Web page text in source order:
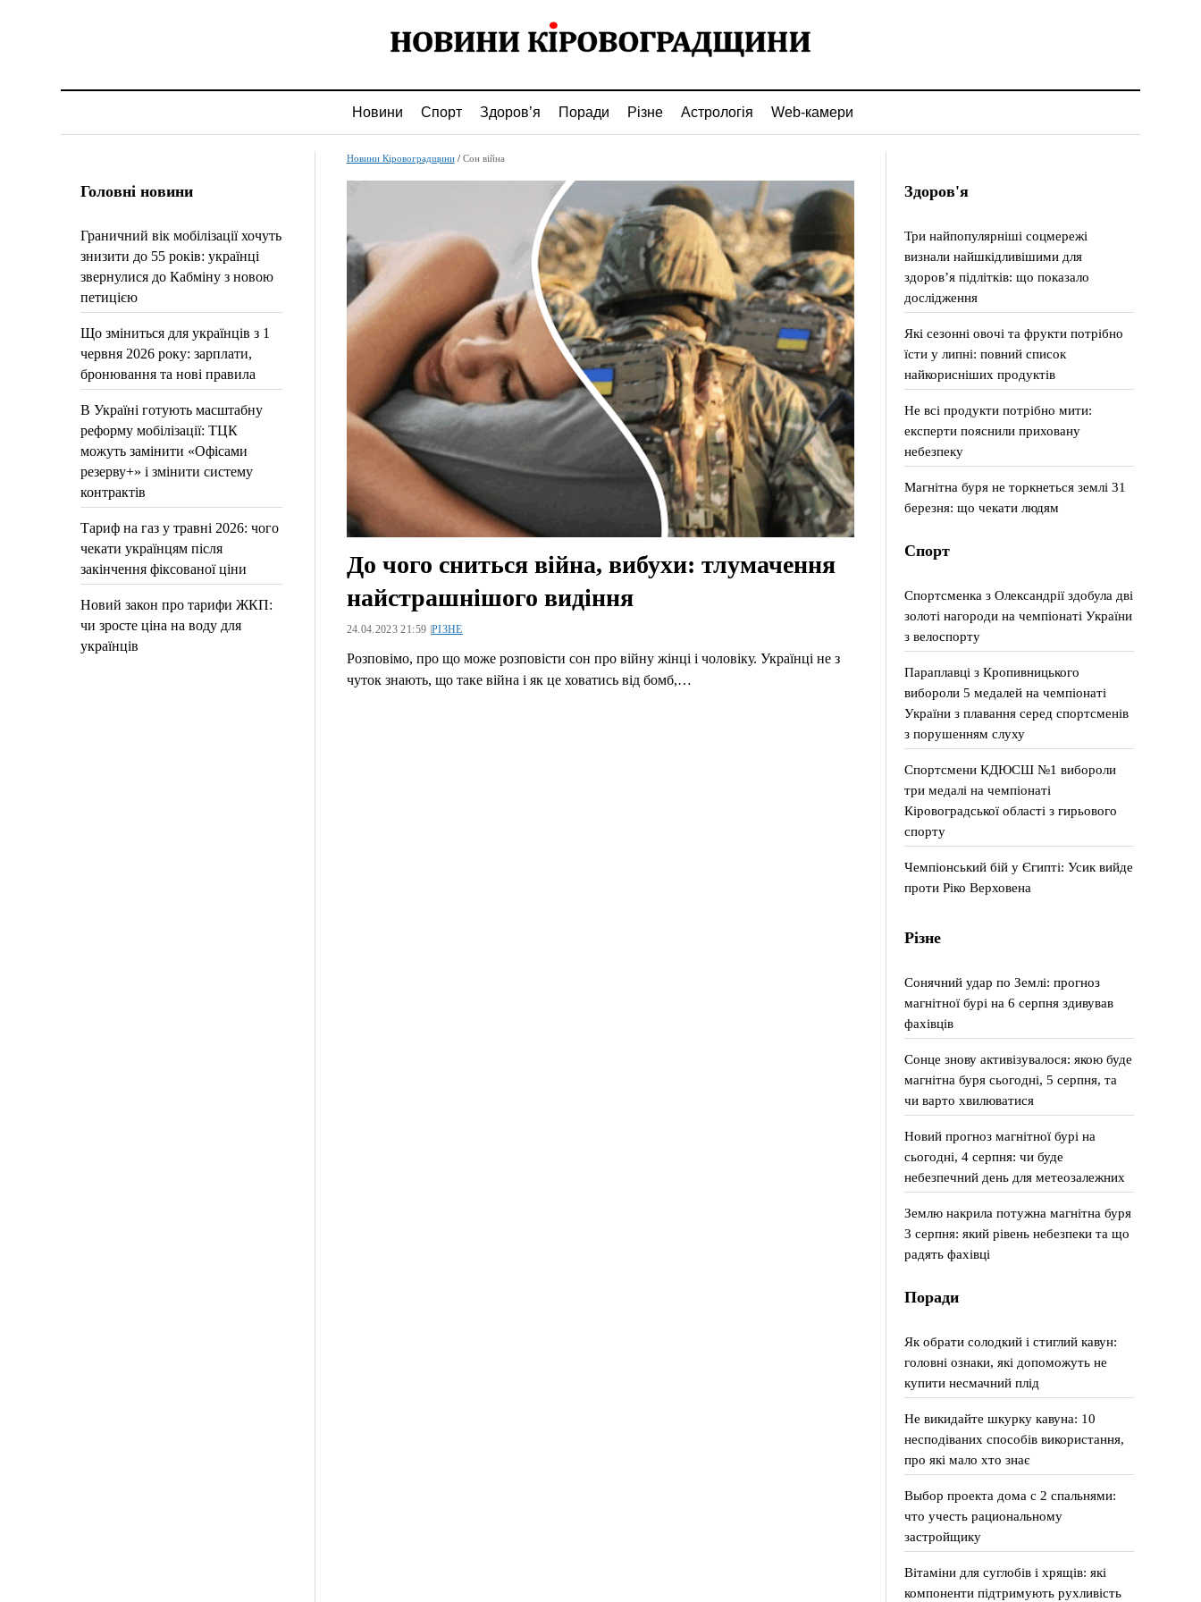
Новини Спорт Здоров’я Поради Різне Астрологія Web-камери
Головні новини
Граничний вік мобілізації хочуть
знизити до 55 років: українці
звернулися до Кабміну з новою
петицією
Що зміниться для українців з 1
червня 2026 року: зарплати,
бронювання та нові правила
В Україні готують масштабну
реформу мобілізації: ТЦК
можуть замінити «Офісами
резерву+» і змінити систему
контрактів
Тариф на газ у травні 2026: чого
чекати українцям після
закінчення фіксованої ціни
Новий закон про тарифи ЖКП:
чи зросте ціна на воду для
українців
Новини Кіровоградщини/ Сон війна
До чого сниться війна, вибухи: тлумачення
найстрашнішого видіння
24.04.2023 21:59 |РІЗНЕ
Розповімо, про що може розповісти сон про війну жінці і чоловіку. Українці не з
чуток знають, що таке війна і як це ховатись від бомб,…
Здоров'я
Три найпопулярніші соцмережі
визнали найшкідливішими для
здоров’я підлітків: що показало
дослідження
Які сезонні овочі та фрукти потрібно
їсти у липні: повний список
найкорисніших продуктів
Не всі продукти потрібно мити:
експерти пояснили приховану
небезпеку
Магнітна буря не торкнеться землі 31
березня: що чекати людям
Спорт
Спортсменка з Олександрії здобула дві
золоті нагороди на чемпіонаті України
з велоспорту
Параплавці з Кропивницького
вибороли 5 медалей на чемпіонаті
України з плавання серед спортсменів
з порушенням слуху
Спортсмени КДЮСШ №1 вибороли
три медалі на чемпіонаті
Кіровоградської області з гирьового
спорту
Чемпіонський бій у Єгипті: Усик вийде
проти Ріко Верховена
Різне
Сонячний удар по Землі: прогноз
магнітної бурі на 6 серпня здивував
фахівців
Сонце знову активізувалося: якою буде
магнітна буря сьогодні, 5 серпня, та
чи варто хвилюватися
Новий прогноз магнітної бурі на
сьогодні, 4 серпня: чи буде
небезпечний день для метеозалежних
Землю накрила потужна магнітна буря
3 серпня: який рівень небезпеки та що
радять фахівці
Поради
Як обрати солодкий і стиглий кавун:
головні ознаки, які допоможуть не
купити несмачний плід
Не викидайте шкурку кавуна: 10
несподіваних способів використання,
про які мало хто знає
Выбор проекта дома с 2 спальнями:
что учесть рациональному
застройщику
Вітаміни для суглобів і хрящів: які
компоненти підтримують рухливість